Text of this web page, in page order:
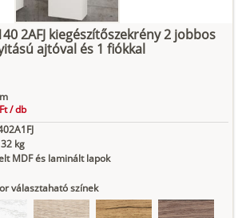
2AFJ kiegészítőszekrény 2 jobbos
ajtóval és 1 fiókkal
/db
32 kg
MDF és laminált lapok
választaható színek